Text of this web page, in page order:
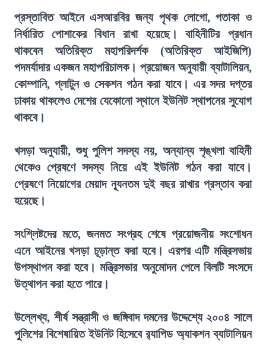
প্রস্তাবিত আইনে এসআরবির জন্য পৃথক লোগো, পতাকা ও
নির্ধারিত পোশাকের বিধান রাখা হয়েছে। বাহিনীটির প্রধান
থাকবেন অতিরিক্ত মহাপরিদর্শক (অতিরিক্ত আইজিপি)
পদমর্যাদার একজন মহাপরিচালক। প্রয়োজন অনুযায়ী ব্যাটালিয়ন,
কোম্পানি, প্লাটুন ও সেকশন গঠন করা যাবে। এর সদর দপ্তর
ঢাকায় থাকলেও দেশের যেকোনো স্থানে ইউনিট স্থাপনের সুযোগ
থাকবে।
খসড়া অনুযায়ী, শুধু পুলিশ সদস্য নয়, অন্যান্য শৃঙ্খলা বাহিনী
থেকেও প্রেষণে সদস্য নিয়ে এই ইউনিট গঠন করা যাবে।
প্রেষণে নিয়োগের মেয়াদ ন্যূনতম দুই বছর রাখার প্রস্তাব করা
হয়েছে।
সংশ্লিষ্টদের মতে, জনমত সংগ্রহ শেষে প্রয়োজনীয় সংশোধন
এনে আইনের খসড়া চূড়ান্ত করা হবে। এরপর এটি মন্ত্রিসভায়
উপস্থাপন করা হবে। মন্ত্রিসভার অনুমোদন পেলে বিলটি সংসদে
উত্থাপন করা হতে পারে।
উল্লেখ্য, শীর্ষ সন্ত্রাসী ও জঙ্গিবাদ দমনের উদ্দেশ্যে ২০০৪ সালে
পুলিশের বিশেষায়িত ইউনিট হিসেবে র‍্যাপিড অ্যাকশন ব্যাটালিয়ন